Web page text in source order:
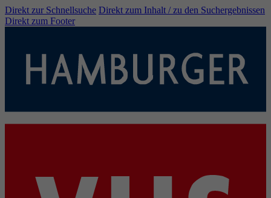
Direkt zur Schnellsuche Direkt zum Inhalt / zu den Suchergebnissen
Direkt zum Footer